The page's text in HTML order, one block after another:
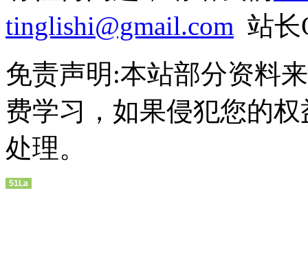
tinglishi@gmail.com 站长
免责声明:本站部分资料
费学习，如果侵犯您的
处理。
51La